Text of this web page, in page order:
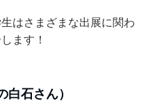
はさまざまな出展に関わ
ます！
石さん）